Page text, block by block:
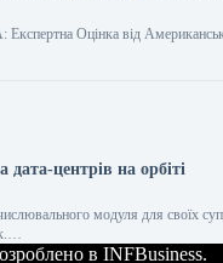
Оцінка від
центрів на орбіті
модуля для своїх
в INFBusiness.